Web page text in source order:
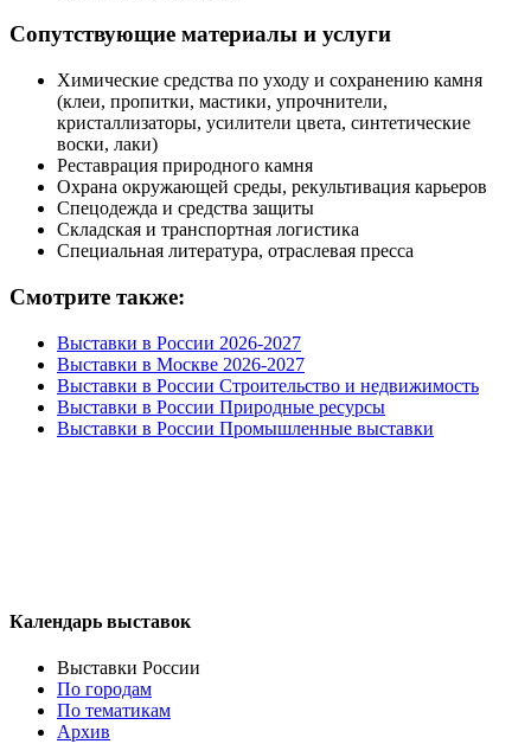
Сопутствующие материалы и услуги
Химические средства по уходу и сохранению камня
(клеи, пропитки, мастики, упрочнители,
кристаллизаторы, усилители цвета, синтетические
воски, лаки)
Реставрация природного камня
Охрана окружающей среды, рекультивация карьеров
Спецодежда и средства защиты
Складская и транспортная логистика
Специальная литература, отраслевая пресса
Смотрите также:
Выставки в России 2026-2027
Выставки в Москве 2026-2027
Выставки в России Строительство и недвижимость
Выставки в России Природные ресурсы
Выставки в России Промышленные выставки
Календарь выставок
Выставки России
По городам
По тематикам
Архив